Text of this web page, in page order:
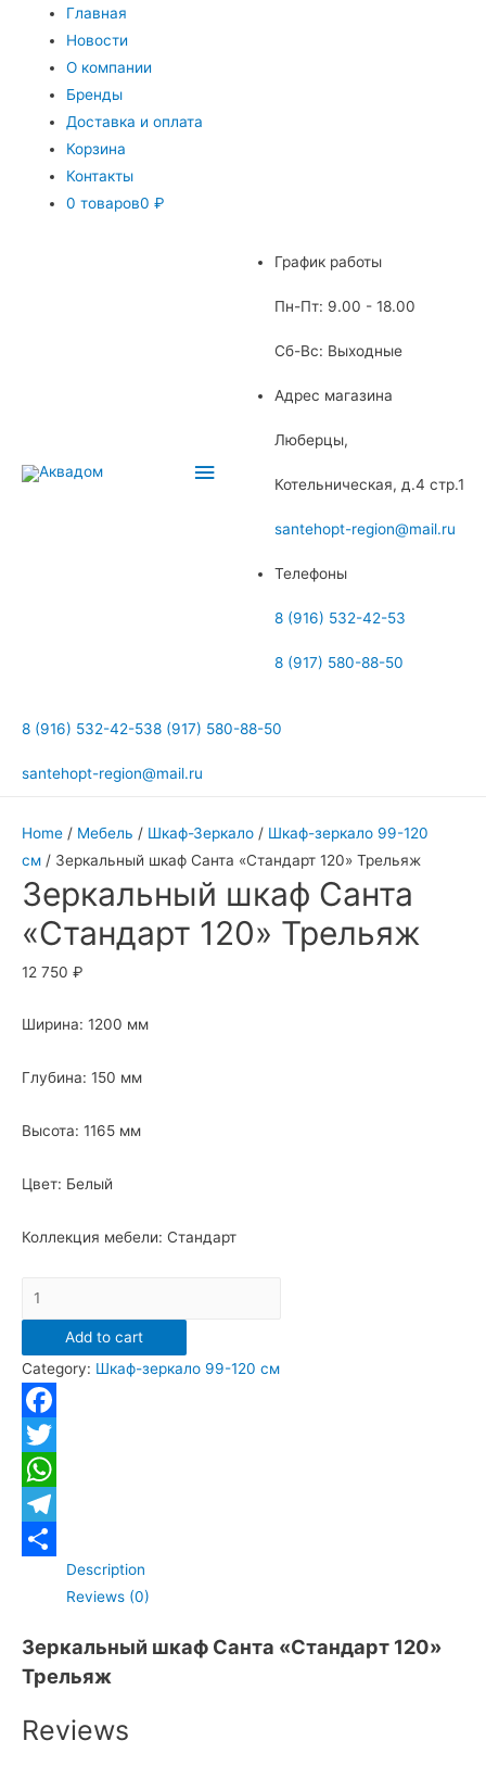
Главная
Новости
О компании
Бренды
Доставка и оплата
Корзина
Контакты
0 товаров0 ₽
Главное
График работы
Пн-Пт: 9.00 - 18.00
Сб-Вс: Выходные
Адрес магазина
Люберцы,
Котельническая, д.4 стр.1
santehopt-region@mail.ru
Телефоны
8 (916) 532-42-53
8 (917) 580-88-50
8 (916) 532-42-538 (917) 580-88-50
santehopt-region@mail.ru
Home / Мебель / Шкаф-Зеркало / Шкаф-зеркало 99-120
см / Зеркальный шкаф Санта «Стандарт 120» Трельяж
Зеркальный шкаф Санта
«Стандарт 120» Трельяж
12 750 ₽
Ширина: 1200 мм
Глубина: 150 мм
Высота: 1165 мм
Цвет: Белый
Коллекция мебели: Стандарт
Зеркальный
шкаф
"Стандарт
120"
Трельяж
quantity
Add to cart
Category: Шкаф-зеркало 99-120 см
Facebook
Twitter
WhatsApp
Telegram
ОтправитьDescription
Reviews (0)
Зеркальный шкаф Санта «Стандарт 120»
Трельяж
Reviews